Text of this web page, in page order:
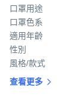
口罩用途
口罩色系
適用年齡
性別
風格/款式
查看更多